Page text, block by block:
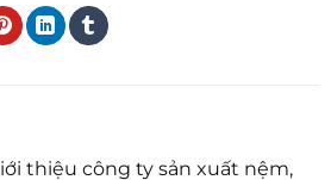
thiệu công ty sản xuất nệm,